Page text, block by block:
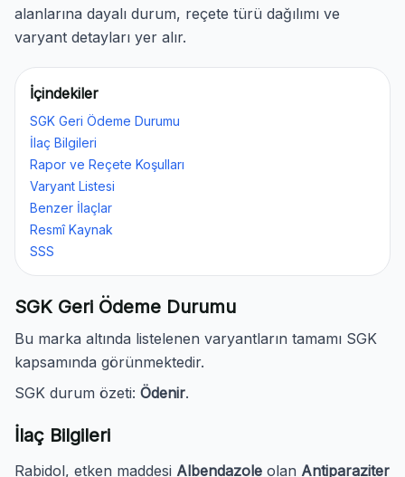
alanlarına dayalı durum, reçete türü dağılımı ve
varyant detayları yer alır.
İçindekiler
SGK Geri Ödeme Durumu
İlaç Bilgileri
Rapor ve Reçete Koşulları
Varyant Listesi
Benzer İlaçlar
Resmî Kaynak
SSS
SGK Geri Ödeme Durumu
Bu marka altında listelenen varyantların tamamı SGK
kapsamında görünmektedir.
SGK durum özeti: Ödenir.
İlaç Bilgileri
Rabidol, etken maddesi Albendazole olan Antiparaziter